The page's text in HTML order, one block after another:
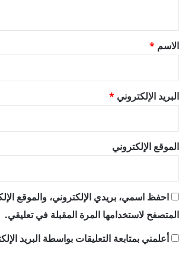
*
الاسم *
البريد الإلكتروني *
الموقع الإلكتروني
احفظ اسمي، بريدي الإلكتروني، والموقع
المتصفح لاستخدامها المرة المقبلة في تعليقي.
أعلمني بمتابعة التعليقات بواسطة البريد